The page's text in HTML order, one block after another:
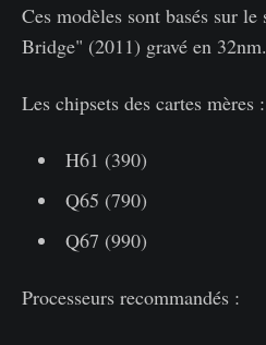
Ces modèles sont basés sur le
Bridge" (2011) gravé en 32nm.
Les chipsets des cartes mères :
H61 (390)
Q65 (790)
Q67 (990)
Processeurs recommandés :